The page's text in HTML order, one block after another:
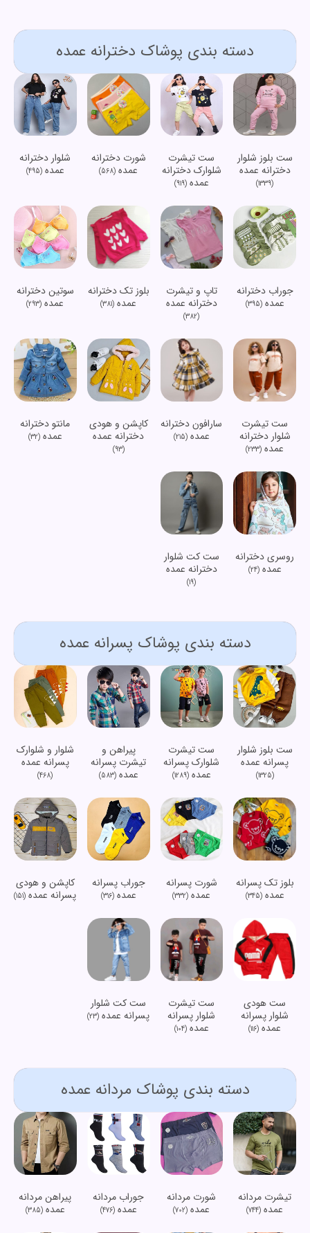
دسته بندی پوشاک دخترانه عمده
ست بلوز شلوار
دخترانه عمده
(1339)
ست تیشرت
شلوارک دخترانه
عمده(919)
شورت دخترانه
عمده (568)
شلوار دخترانه
عمده(495)
جوراب دخترانه
عمده(395)
تاپ و تیشرت
دخترانه عمده
(382)
بلوز تک دخترانه
عمده (381)
سوتین دخترانه
عمده (293)
ست تیشرت
شلوار دخترانه
عمده (233)
سارافون دخترانه
عمده(215)
کاپشن و هودی
دخترانه عمده
(93)
مانتو دخترانه
عمده(32)
روسری دخترانه
عمده(24)
ست کت شلوار
دخترانه عمده
(19)
دسته بندی پوشاک پسرانه عمده
ست بلوز شلوار
پسرانه عمده
(1325)
ست تیشرت
شلوارک پسرانه
عمده(1289)
پیراهن و
تیشرت پسرانه
عمده(583)
شلوار و شلوارک
پسرانه عمده
(468)
بلوز تک پسرانه
عمده(345)
شورت پسرانه
عمده (332)
جوراب پسرانه
عمده(316)
کاپشن و هودی
پسرانه عمده (151)
ست هودی
شلوار پسرانه
عمده (116)
ست تیشرت
شلوار پسرانه
عمده(104)
ست کت شلوار
پسرانه عمده (23)
دسته بندی پوشاک مردانه عمده
تیشرت مردانه
عمده (744)
شورت مردانه
عمده (702)
جوراب مردانه
عمده(476)
پیراهن مردانه
عمده(385)